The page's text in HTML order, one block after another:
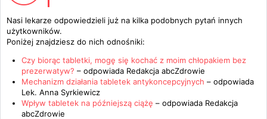
Nasi lekarze odpowiedzieli już na kilka podobnych pytań innych
użytkowników.
Poniżej znajdziesz do nich odnośniki:
Czy biorąc tabletki, mogę się kochać z moim chłopakiem bez
prezerwatyw? – odpowiada Redakcja abcZdrowie
Mechanizm działania tabletek antykoncepcyjnych – odpowiada
Lek. Anna Syrkiewicz
Wpływ tabletek na późniejszą ciążę – odpowiada Redakcja
abcZdrowie